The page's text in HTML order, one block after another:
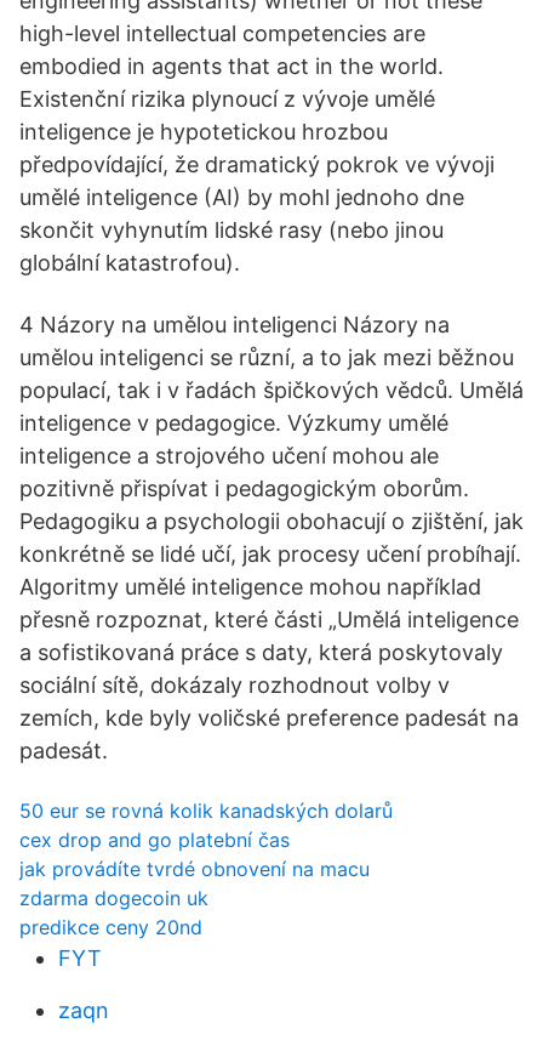
high-level intellectual competencies are
embodied in agents that act in the world.
Existenční rizika plynoucí z vývoje umělé
inteligence je hypotetickou hrozbou
předpovídající, že dramatický pokrok ve vývoji
umělé inteligence (AI) by mohl jednoho dne
skončit vyhynutím lidské rasy (nebo jinou
globální katastrofou).
4 Názory na umělou inteligenci Názory na
umělou inteligenci se různí, a to jak mezi běžnou
populací, tak i v řadách špičkových vědců. Umělá
inteligence v pedagogice. Výzkumy umělé
inteligence a strojového učení mohou ale
pozitivně přispívat i pedagogickým oborům.
Pedagogiku a psychologii obohacují o zjištění, jak
konkrétně se lidé učí, jak procesy učení probíhají.
Algoritmy umělé inteligence mohou například
přesně rozpoznat, které části „Umělá inteligence
a sofistikovaná práce s daty, která poskytovaly
sociální sítě, dokázaly rozhodnout volby v
zemích, kde byly voličské preference padesát na
padesát.
50 eur se rovná kolik kanadských dolarů
cex drop and go platební čas
jak provádíte tvrdé obnovení na macu
zdarma dogecoin uk
predikce ceny 20nd
FYT
zaqn